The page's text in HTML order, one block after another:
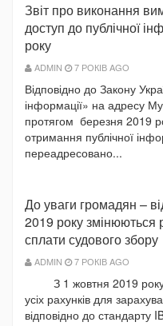
Звіт про виконання
доступ до публічної
року
ADMIN 7 РОКІВ AGO
Відповідно до Закону
інформації» на адресу
протягом березня 2019
отримання публічної
переадресовано...
До уваги громадян –
2019 року змінюються
сплати судового збору
ADMIN 7 РОКІВ AGO
З 1 жовтня 2019 року
усіх рахунків для
відповідно до